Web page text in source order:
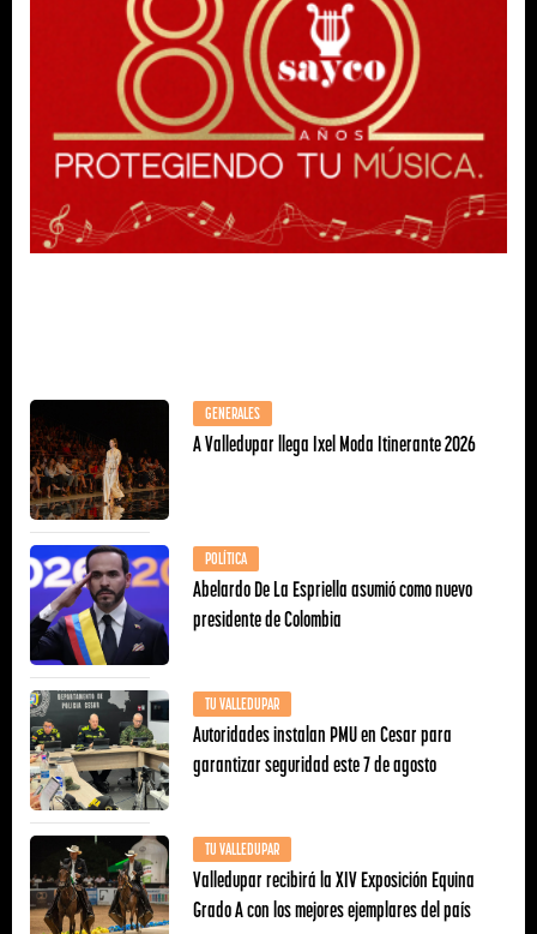
GENERALES
A Valledupar llega Ixel Moda Itinerante 2026
POLÍTICA
Abelardo De La Espriella asumió como nuevo
presidente de Colombia
TU VALLEDUPAR
Autoridades instalan PMU en Cesar para
garantizar seguridad este 7 de agosto
TU VALLEDUPAR
Valledupar recibirá la XIV Exposición Equina
Grado A con los mejores ejemplares del país